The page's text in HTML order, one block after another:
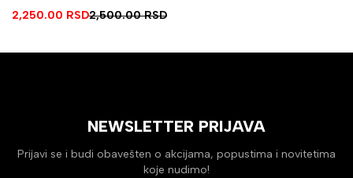
2,500.00RSD
2,250.00 RSD
NEWSLETTER PRIJAVA
Prijavi se i budi obavešten o akcijama, popustima i novitetima
koje nudimo!